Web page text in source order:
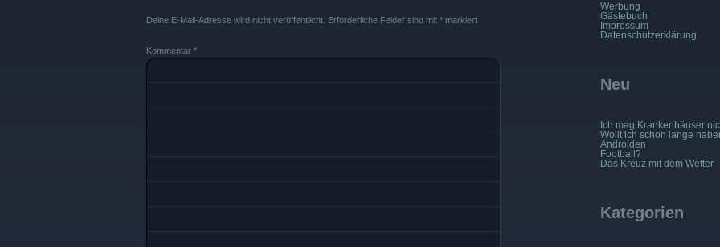
Deine E-Mail-Adresse wird nicht veröffentlicht. Erforderliche Felder sind mit * markiert
Kommentar *
Werbung
Gästebuch
Impressum
Datenschutzerklärung
Neu
Ich mag Krankenhäuser
Wollt ich schon lange
Androiden
Football?
Das Kreuz mit dem Wetter
Kategorien